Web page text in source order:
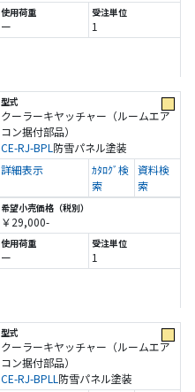
ー 1
クーラーキヤッチャー（ルームエア
コン据付部品）
CE-RJ-BPL 防雪パネル塗装
ー 1
￥29,000-
詳細表示
ｶﾀﾛｸﾞ検
索
資料検
索
クーラーキヤッチャー（ルームエア
コン据付部品）
CE-RJ-BPLL 防雪パネル塗装